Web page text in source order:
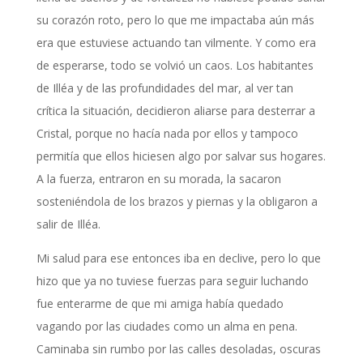
su corazón roto, pero lo que me impactaba aún más
era que estuviese actuando tan vilmente. Y como era
de esperarse, todo se volvió un caos. Los habitantes
de Illéa y de las profundidades del mar, al ver tan
crítica la situación, decidieron aliarse para desterrar a
Cristal, porque no hacía nada por ellos y tampoco
permitía que ellos hiciesen algo por salvar sus hogares.
A la fuerza, entraron en su morada, la sacaron
sosteniéndola de los brazos y piernas y la obligaron a
salir de Illéa.
Mi salud para ese entonces iba en declive, pero lo que
hizo que ya no tuviese fuerzas para seguir luchando
fue enterarme de que mi amiga había quedado
vagando por las ciudades como un alma en pena.
Caminaba sin rumbo por las calles desoladas, oscuras